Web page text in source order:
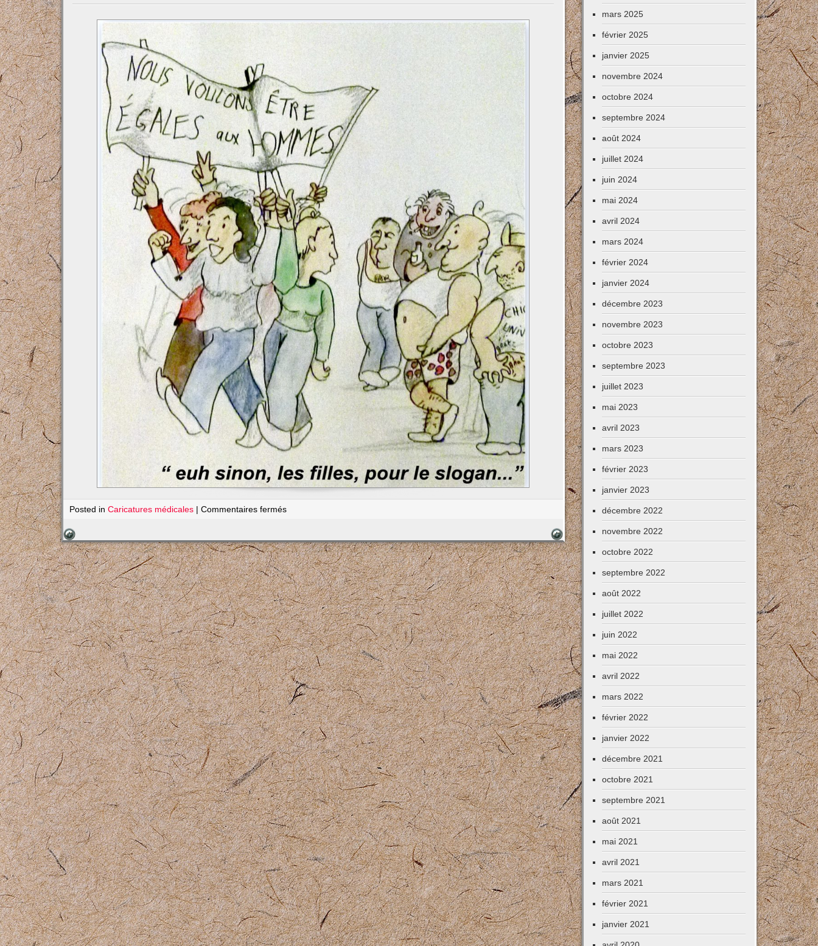
Posted in Caricatures médicales| Commentaires ferméssur
mars 2025
février 2025
janvier 2025
novembre 2024
octobre 2024
septembre 2024
août 2024
juillet 2024
juin 2024
mai 2024
avril 2024
mars 2024
février 2024
janvier 2024
décembre 2023
novembre 2023
octobre 2023
septembre 2023
juillet 2023
mai 2023
avril 2023
mars 2023
février 2023
janvier 2023
décembre 2022
novembre 2022
octobre 2022
septembre 2022
août 2022
juillet 2022
juin 2022
mai 2022
avril 2022
mars 2022
février 2022
janvier 2022
décembre 2021
octobre 2021
septembre 2021
août 2021
mai 2021
avril 2021
mars 2021
février 2021
janvier 2021